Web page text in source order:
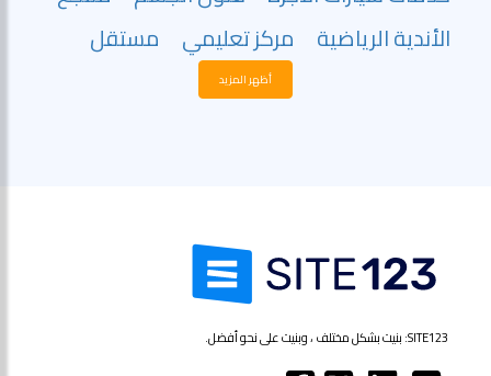
الأندية الرياضية
مركز تعليمي مستقل
أظهر المزيد
SITE123: بنيت بشكل مختلف ، وبنيت على نحو أفضل.